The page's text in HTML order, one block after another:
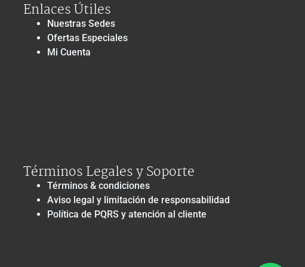
Enlaces Útiles
Nuestras Sedes
Ofertas Especiales
Mi Cuenta
Términos Legales y Soporte
Términos & condiciones
Aviso legal y limitación de responsabilidad
Política de PQRS y atención al cliente